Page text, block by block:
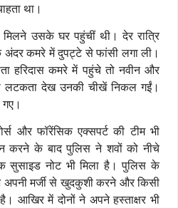
था।
उसके घर पहुंचीं थी। देर रात्रि
कमरे में दुपट्टे से फांसी लगा ली।
हरिदास कमरे में पहुंचे तो नवीन और
देख उनकी चीखें निकल गईं।
और फॉरेंसिक एक्सपर्ट की टीम भी
करने के बाद पुलिस ने शवों को नीचे
सुसाइड नोट भी मिला है। पुलिस के
अपनी मर्जी से खुदकुशी करने और किसी
आखिर में दोनों ने अपने हस्ताक्षर भी